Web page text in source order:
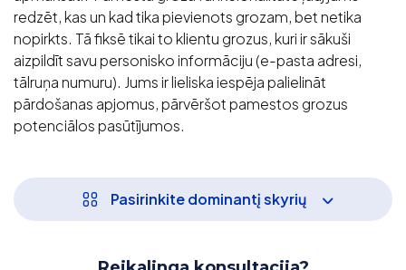
redzēt, kas un kad tika pievienots grozam, bet netika
nopirkts. Tā fiksē tikai to klientu grozus, kuri ir sākuši
aizpildīt savu personisko informāciju (e-pasta adresi,
tālruņa numuru). Jums ir lieliska iespēja palielināt
pārdošanas apjomus, pārvēršot pamestos grozus
potenciālos pasūtījumos.
Pasirinkite dominantį skyrių